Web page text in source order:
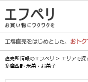
工場直売をはじめとした、 おト
直売所情報のエフペリ > エリアで探
多摩西部 米菓・お菓子